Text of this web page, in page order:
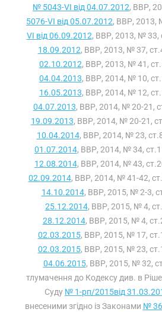
№ 5043-VI від 04.07.2012, ВВР,
5076-VI від 05.07.2012, ВВР, 2013,
VI від 06.09.2012, ВВР, 2013, № 33,
18.09.2012, ВВР, 2013, № 37,
02.10.2012, ВВР, 2013, № 41,
04.04.2013, ВВР, 2014, № 10,
16.05.2013, ВВР, 2014, № 12,
04.07.2013, ВВР, 2014, № 20-21,
19.09.2013, ВВР, 2014, № 20-21,
10.04.2014, ВВР, 2014, № 23,
01.07.2014, ВВР, 2014, № 34,
12.08.2014, ВВР, 2014, № 43,
02.09.2014, ВВР, 2014, № 41-42,
14.10.2014, ВВР, 2015, № 2-3,
25.12.2014, ВВР, 2015, № 4,
28.12.2014, ВВР, 2015, № 4,
02.03.2015, ВВР, 2015, № 17,
02.03.2015, ВВР, 2015, № 23,
04.06.2015, ВВР, 2015, № 32,
тлумачення до Кодексу див. в
Суду № 1-рп/2015від
внесеними згідно із Законами №